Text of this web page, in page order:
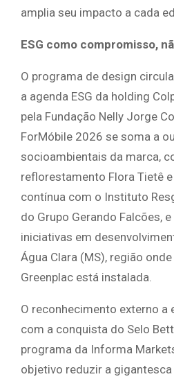
amplia seu impacto a cada
ESG como compromisso,
O programa de design
a agenda ESG da holding
pela Fundação Nelly Jorge
ForMóbile 2026 se soma a
socioambientais da marca,
reflorestamento Flora Tietê e
contínua com o Instituto
do Grupo Gerando Falcões,
iniciativas em
Água Clara (MS), região
Greenplac está instalada.
O reconhecimento externo a
com a conquista do Selo
programa da Informa
objetivo reduzir a